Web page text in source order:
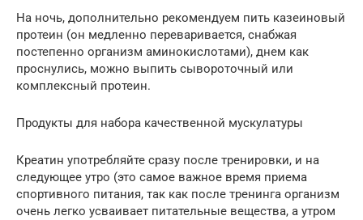
На ночь, дополнительно рекомендуем пить казеиновый
протеин (он медленно переваривается, снабжая
постепенно организм аминокислотами), днем как
проснулись, можно выпить сывороточный или
комплексный протеин.
Продукты для набора качественной мускулатуры
Креатин употребляйте сразу после тренировки, и на
следующее утро (это самое важное время приема
спортивного питания, так как после тренинга организм
очень легко усваивает питательные вещества, а утром